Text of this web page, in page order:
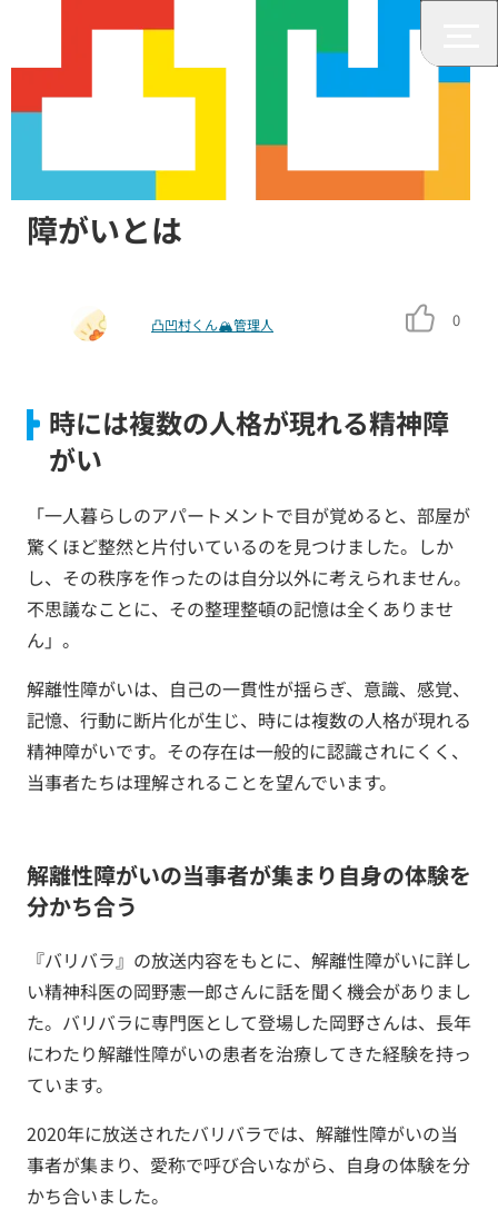
自分が自分でなくなる？解離性
障がいとは
凸凹村くん🏔管理人 0
時には複数の人格が現れる精神障
がい
「一人暮らしのアパートメントで目が覚めると、部屋が
驚くほど整然と片付いているのを見つけました。しか
し、その秩序を作ったのは自分以外に考えられません。
不思議なことに、その整理整頓の記憶は全くありませ
ん」。
解離性障がいは、自己の一貫性が揺らぎ、意識、感覚、
記憶、行動に断片化が生じ、時には複数の人格が現れる
精神障がいです。その存在は一般的に認識されにくく、
当事者たちは理解されることを望んでいます。
解離性障がいの当事者が集まり自身の体験を
分かち合う
『バリバラ』の放送内容をもとに、解離性障がいに詳し
い精神科医の岡野憲一郎さんに話を聞く機会がありまし
た。バリバラに専門医として登場した岡野さんは、長年
にわたり解離性障がいの患者を治療してきた経験を持っ
ています。
2020年に放送されたバリバラでは、解離性障がいの当
事者が集まり、愛称で呼び合いながら、自身の体験を分
かち合いました。